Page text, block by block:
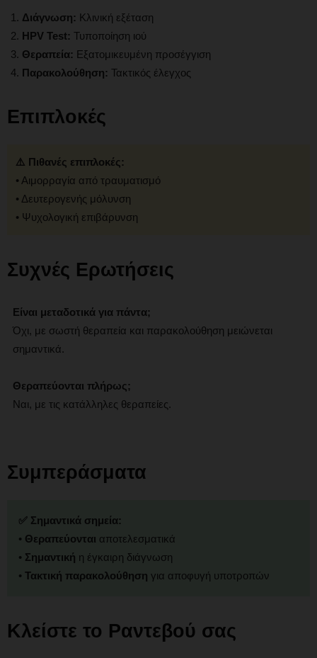
Διάγνωση: Κλινική εξέταση
HPV Test: Τυποποίηση ιού
Θεραπεία: Εξατομικευμένη προσέγγιση
Παρακολούθηση: Τακτικός έλεγχος
Επιπλοκές
⚠️ Πιθανές επιπλοκές:
• Αιμορραγία από τραυματισμό
• Δευτερογενής μόλυνση
• Ψυχολογική επιβάρυνση
Συχνές Ερωτήσεις
Είναι μεταδοτικά για πάντα;
Όχι, με σωστή θεραπεία και παρακολούθηση μειώνεται
σημαντικά.
Θεραπεύονται πλήρως;
Ναι, με τις κατάλληλες θεραπείες.
Συμπεράσματα
✅ Σημαντικά σημεία:
• Θεραπεύονται αποτελεσματικά
• Σημαντική η έγκαιρη διάγνωση
• Τακτική παρακολούθηση για αποφυγή υποτροπών
Κλείστε το Ραντεβού σας